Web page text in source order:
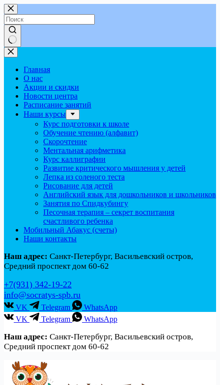
Перейти
к
сути
Ничего
не
найденоГлавная
О нас
Акции и скидки
Новости центра
Расписание занятий
Наши курсы
Курс подготовки к школе
Обучение чтению (алфавит)
Скорочтение
Ментальная арифметика
Курс каллиграфии
Развитие критического мышления у детей
Лепка из соленого теста
Рисование для детей
Английский язык для дошкольников и школьников
Занятия по Спидкубингу
Песочная терапия – секрет воспитания
счастливого ребенка
Мобильный Абакус (счеты)
Наши контакты
Наш адрес: Санкт-Петербург, Васильевский остров,
Средний проспект дом 60-62
+7(931) 342-19-22
info@socratys-spb.ru
VK Telegram
WhatsApp
VK
Telegram WhatsApp
Наш адрес: Санкт-Петербург, Васильевский остров,
Средний проспект дом 60-62